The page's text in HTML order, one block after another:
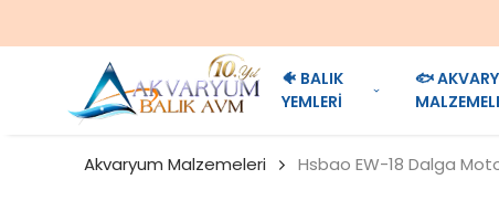
🐠 BALIK
YEMLERİ
🐟
Akvaryum Malzemeleri Hsbao EW-18 Dalga